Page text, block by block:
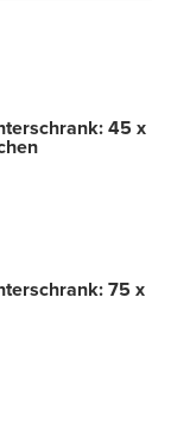
45 x
75 x